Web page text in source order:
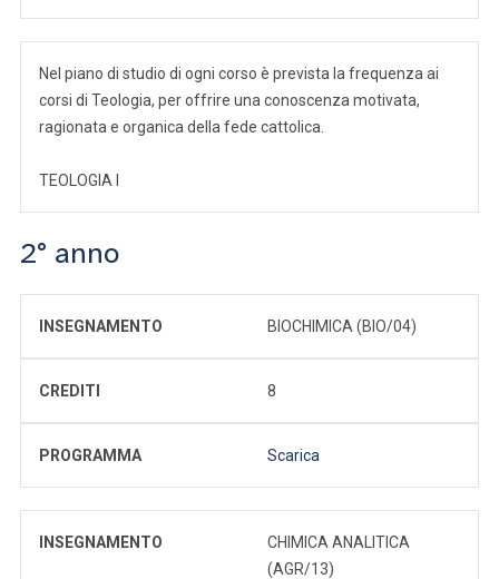
Nel piano di studio di ogni corso è prevista la frequenza ai
corsi di Teologia, per offrire una conoscenza motivata,
ragionata e organica della fede cattolica.
TEOLOGIA I
2° anno
INSEGNAMENTO BIOCHIMICA (BIO/04)
CREDITI 8
PROGRAMMA Scarica
INSEGNAMENTO
CHIMICA ANALITICA
(AGR/13)